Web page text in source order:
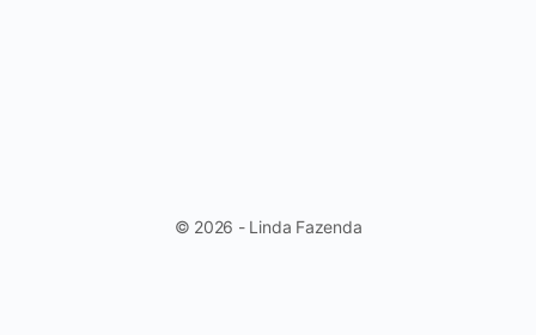
© 2026 - Linda Fazenda